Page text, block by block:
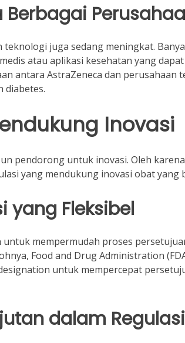
juga sedang meningkat.
atau aplikasi kesehatan yang
antara AstraZeneca dan perusahaan
diabetes.
Inovasi
pendorong untuk inovasi. Oleh
yang mendukung inovasi obat yang
yang Fleksibel
mempermudah proses
Food and Drug Administration
untuk mempercepat
dalam Regulasi